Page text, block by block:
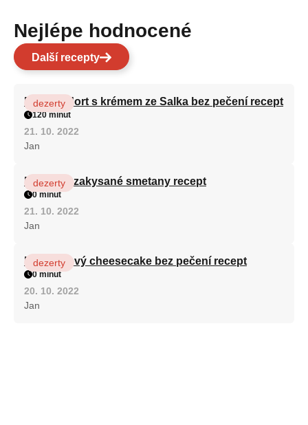
Nejlépe hodnocené
Další recepty
Patrový dort s krémem ze Salka bez pečení recept
dezerty
120 minut
21. 10. 2022
Jan
Fánky ze zakysané smetany recept
dezerty
0 minut
21. 10. 2022
Jan
Karamelový cheesecake bez pečení recept
dezerty
0 minut
20. 10. 2022
Jan